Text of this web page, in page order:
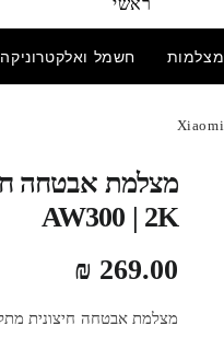
מצלמות חשמל ואלקטרוניקה
AW300 | 2K
₪ 269.00